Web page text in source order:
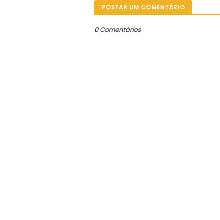
POSTAR UM COMENTÁRIO
0 Comentários